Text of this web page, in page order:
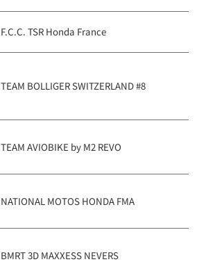
F.C.C. TSR Honda France
TEAM BOLLIGER SWITZERLAND #8
TEAM AVIOBIKE by M2 REVO
NATIONAL MOTOS HONDA FMA
BMRT 3D MAXXESS NEVERS